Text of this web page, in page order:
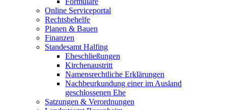
Online Serviceportal
Rechtsbehelfe
Planen & Bauen
Finanzen
Standesamt Halfing
Eheschließungen
Kirchenaustritt
Namensrechtliche Erklärungen
Nachbeurkundung einer im Ausland
geschlossenen Ehe
Satzungen & Verordnungen